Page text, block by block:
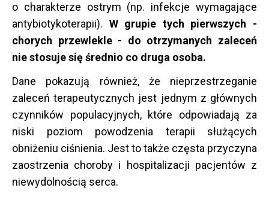
o charakterze ostrym (np. infekcje wymagające
antybiotykoterapii). W grupie tych pierwszych -
chorych przewlekle - do otrzymanych zaleceń
nie stosuje się średnio co druga osoba.
Dane pokazują również, że nieprzestrzeganie
zaleceń terapeutycznych jest jednym z głównych
czynników populacyjnych, które odpowiadają za
niski poziom powodzenia terapii służących
obniżeniu ciśnienia. Jest to także częsta przyczyna
zaostrzenia choroby i hospitalizacji pacjentów z
niewydolnością serca.